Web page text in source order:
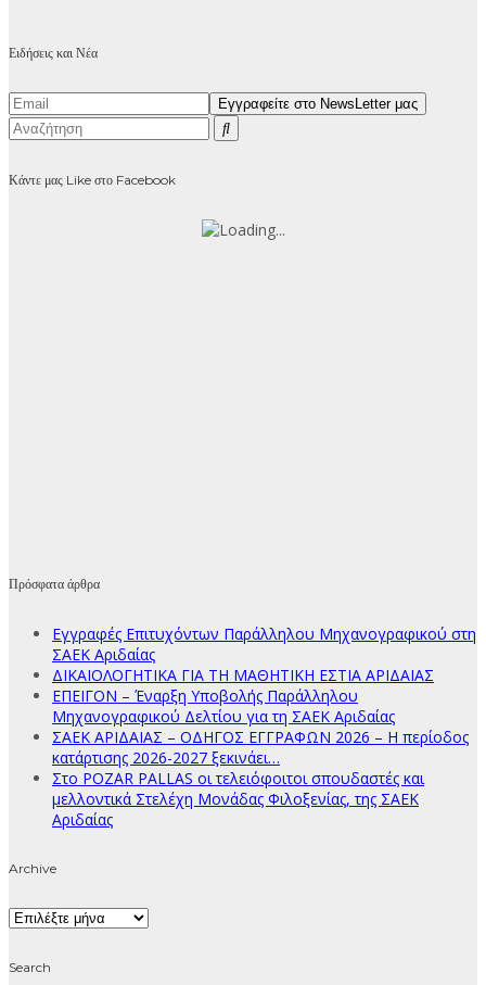
Ειδήσεις και Νέα
Κάντε μας Like στο Facebook
Πρόσφατα άρθρα
Εγγραφές Επιτυχόντων Παράλληλου Μηχανογραφικού στη
ΣΑΕΚ Αριδαίας
ΔΙΚΑΙΟΛΟΓΗΤΙΚΑ ΓΙΑ ΤΗ ΜΑΘΗΤΙΚΗ ΕΣΤΙΑ ΑΡΙΔΑΙΑΣ
ΕΠΕΙΓΟΝ – Έναρξη Υποβολής Παράλληλου
Μηχανογραφικού Δελτίου για τη ΣΑΕΚ Αριδαίας
ΣΑΕΚ ΑΡΙΔΑΙΑΣ – ΟΔΗΓΟΣ ΕΓΓΡΑΦΩΝ 2026 – Η περίοδος
κατάρτισης 2026-2027 ξεκινάει…
Στο POZAR PALLAS οι τελειόφοιτοι σπουδαστές και
μελλοντικά Στελέχη Μονάδας Φιλοξενίας, της ΣΑΕΚ
Αριδαίας
Archive
Archive
Search